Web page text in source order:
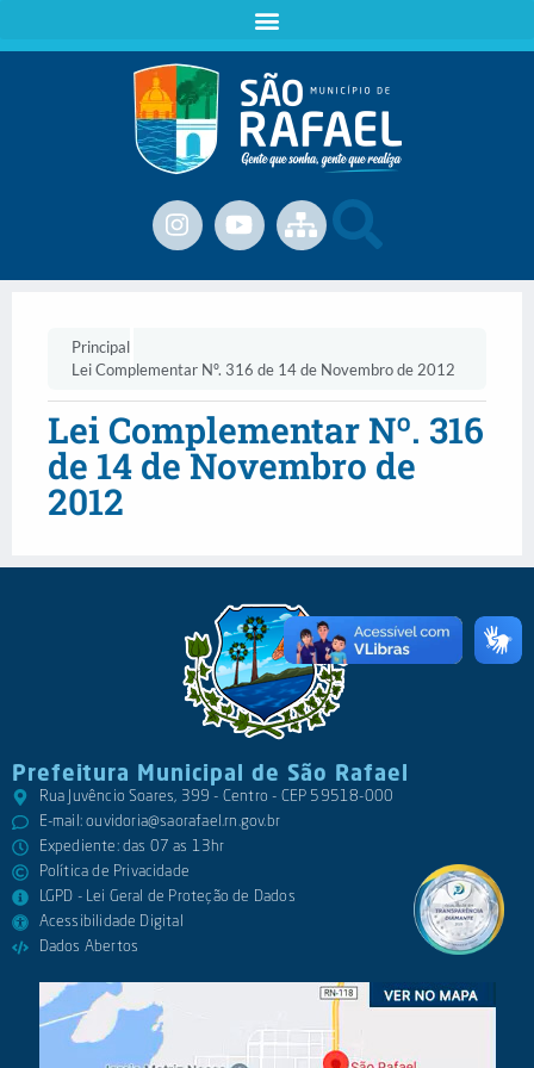
Principal
Lei Complementar Nº. 316 de 14 de Novembro de 2012
Lei Complementar Nº. 316
de 14 de Novembro de
2012
Prefeitura Municipal de São Rafael
Rua Juvêncio Soares, 399 - Centro - CEP 59518-000
E-mail:ouvidoria@saorafael.rn.gov.br
Expediente: das 07 as 13hr
Política de Privacidade
LGPD - Lei Geral de Proteção de Dados
Acessibilidade Digital
Dados Abertos